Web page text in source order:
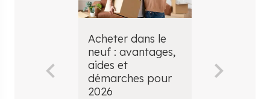
Acheter dans le
neuf : avantages,
aides et
démarches pour
2026
étapes,
budget et